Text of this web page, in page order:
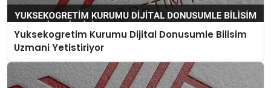
Yuksekogretim Kurumu Dijital Donusumle Bilisim
Uzmani Yetistiriyor